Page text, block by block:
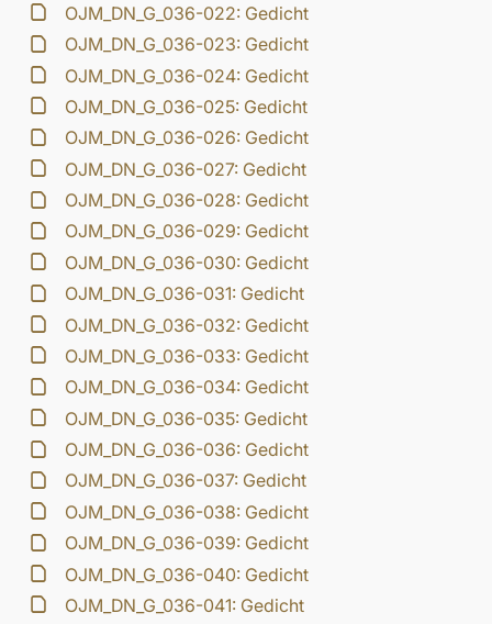
OJM_DN_G_036-022: Gedicht
OJM_DN_G_036-023: Gedicht
OJM_DN_G_036-024: Gedicht
OJM_DN_G_036-025: Gedicht
OJM_DN_G_036-026: Gedicht
OJM_DN_G_036-027: Gedicht
OJM_DN_G_036-028: Gedicht
OJM_DN_G_036-029: Gedicht
OJM_DN_G_036-030: Gedicht
OJM_DN_G_036-031: Gedicht
OJM_DN_G_036-032: Gedicht
OJM_DN_G_036-033: Gedicht
OJM_DN_G_036-034: Gedicht
OJM_DN_G_036-035: Gedicht
OJM_DN_G_036-036: Gedicht
OJM_DN_G_036-037: Gedicht
OJM_DN_G_036-038: Gedicht
OJM_DN_G_036-039: Gedicht
OJM_DN_G_036-040: Gedicht
OJM_DN_G_036-041: Gedicht